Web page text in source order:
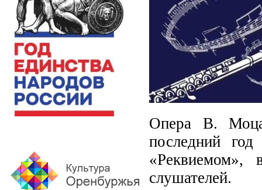
Опера В.
последний
«Реквиемом»,
слушателей.